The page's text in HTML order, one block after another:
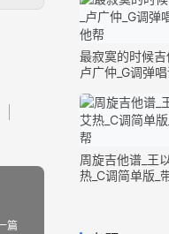
篇
最寂寞的时候吉
卢广仲_G调弹唱
周旋吉他谱_王
热_C调简单版_